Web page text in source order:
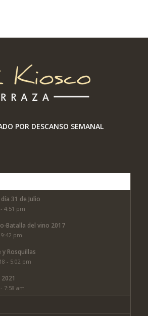
POR DESCANSO SEMANAL
31 de Julio
4:51 pm
Batalla del vino 2017
pm
Rosquillas
- 5:02 pm
7:58 am